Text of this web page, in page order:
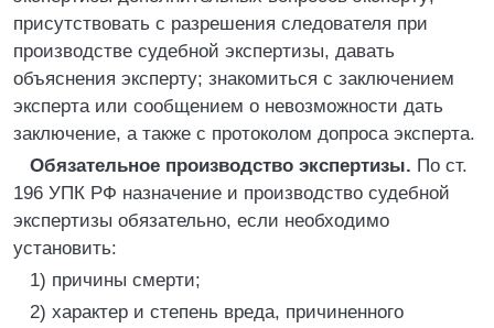
присутствовать с разрешения следователя при
производстве судебной экспертизы, давать
объяснения эксперту; знакомиться с заключением
эксперта или сообщением о невозможности дать
заключение, а также с протоколом допроса эксперта.
Обязательное производство экспертизы. По ст.
196 УПК РФ назначение и производство судебной
экспертизы обязательно, если необходимо
установить:
1) причины смерти;
2) характер и степень вреда, причиненного